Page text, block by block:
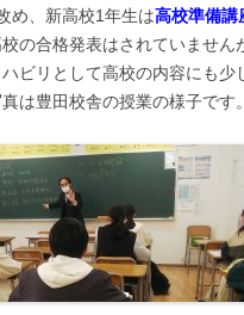
め、新高校1年生は高校準備講
の合格発表はされていません
ビリとして高校の内容にも少
は豊田校舎の授業の様子です。